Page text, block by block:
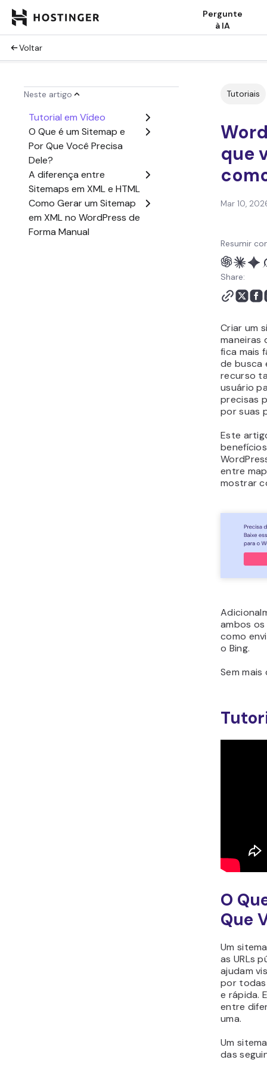
Pergunte
à IA
Voltar
Neste artigo
Tutorial em Vídeo
O Que é um Sitemap e
Por Que Você Precisa
Dele?
A diferença entre
Sitemaps em XML e HTML
Como Gerar um Sitemap
em XML no WordPress de
Forma Manual
Tutoriais
que
Mar 10,
Resumir
Share:
Criar um
maneiras
fica mais
de busca
recurso
usuário
precisas
por suas
Este
entre
mostrar
ambos
como
o Bing.
Sem
O
Que
Um
as URLs
ajudam
por todas
e rápida.
entre
uma.
Um
das